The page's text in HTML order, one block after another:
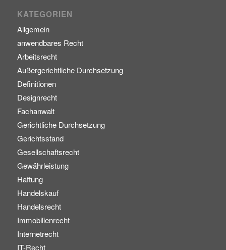
KATEGORIEN
Allgemein
anwendbares Recht
Arbeitsrecht
Außergerichtliche Durchsetzung
Definitionen
Designrecht
Fachanwalt
Gerichtliche Durchsetzung
Gerichtsstand
Gesellschaftsrecht
Gewährleistung
Haftung
Handelskauf
Handelsrecht
Immobilienrecht
Internetrecht
IT-Recht